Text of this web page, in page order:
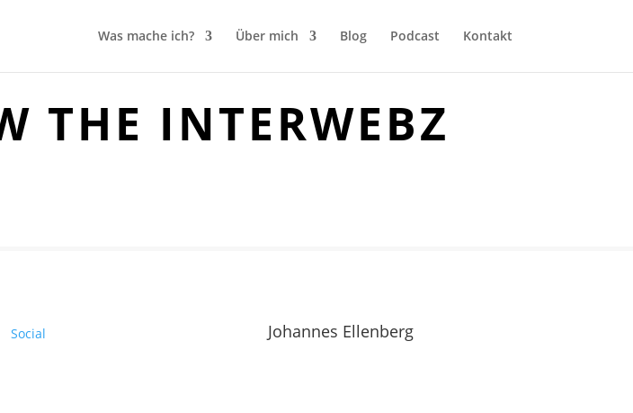
Was mache ich? Über mich Blog Podcast Kontakt
THE INTERWEBZ
Social Johannes Ellenberg